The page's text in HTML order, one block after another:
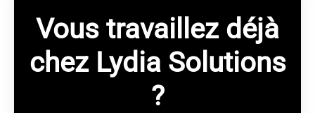
Vous travaillez déjà
chez Lydia Solutions
?